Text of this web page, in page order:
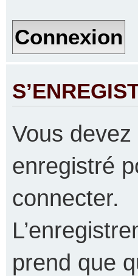
Vous devez
enregistré
connecter.
prend que